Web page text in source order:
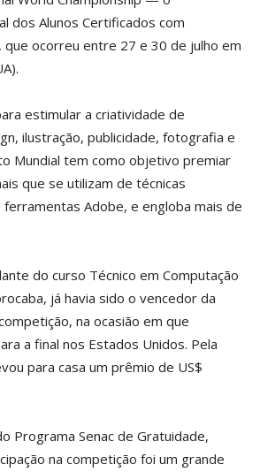
dos Alunos Certificados com
que ocorreu entre 27 e 30 de julho em
estimular a criatividade de
ilustração, publicidade, fotografia e
Mundial tem como objetivo premiar
que se utilizam de técnicas
Adobe, e engloba mais de
do curso Técnico em Computação
já havia sido o vencedor da
na ocasião em que
a final nos Estados Unidos. Pela
para casa um prêmio de US$
Programa Senac de Gratuidade,
na competição foi um grande